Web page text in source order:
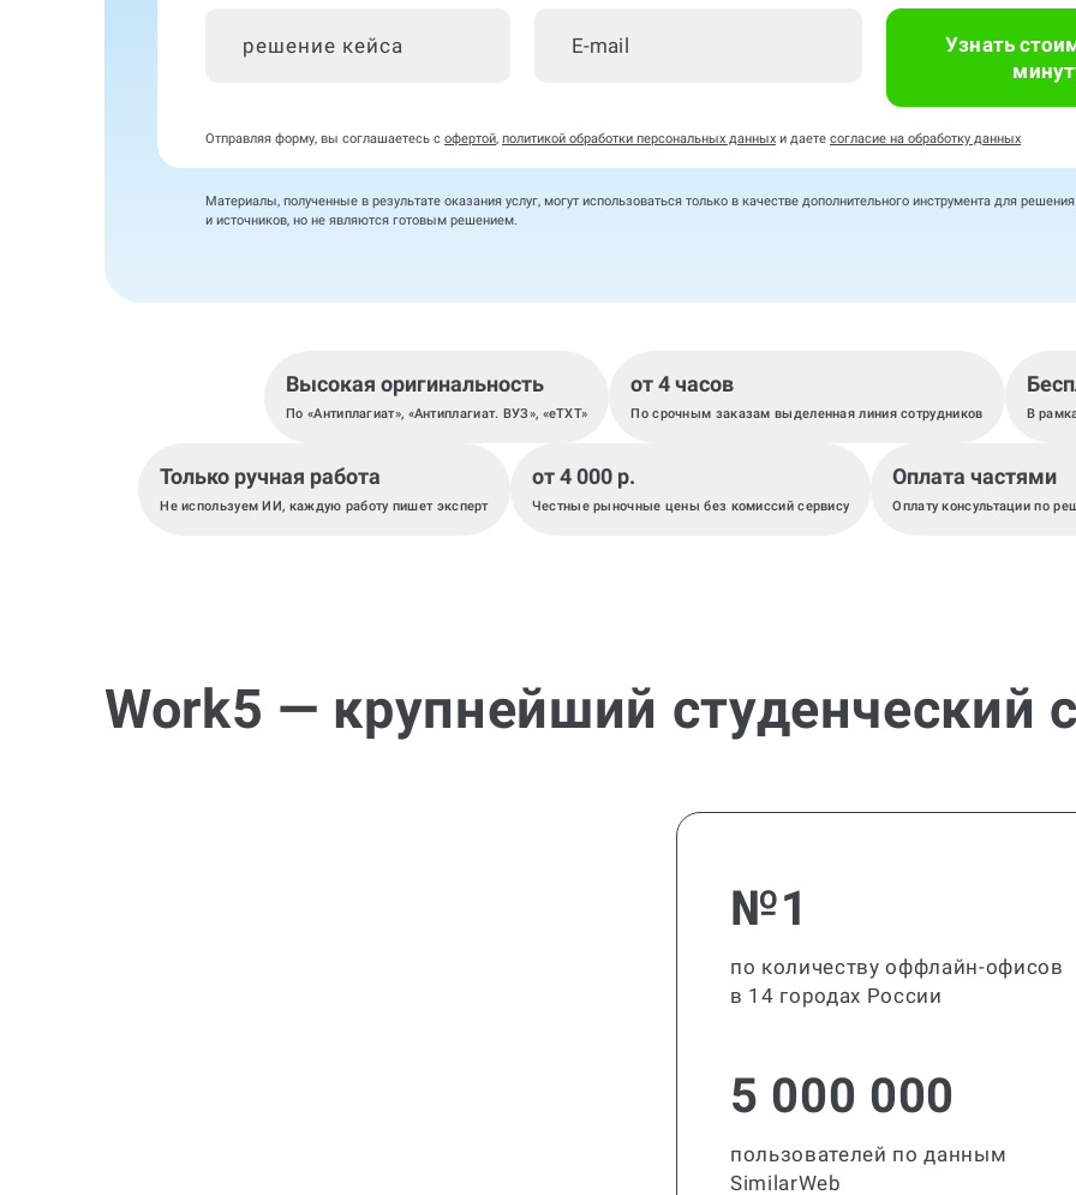
решение кейса
Узнать
Отправляя форму, вы соглашаетесь с офертой, политикой обработки персональных данных и даете согласие на обработку данных
Материалы, полученные в результате оказания услуг, могут использоваться только в качестве дополнительного инструмента для
и источников, но не являются готовым решением.
Высокая оригинальность
По «Антиплагиат», «Антиплагиат. ВУЗ», «eTXT»
от 4 часов
По срочным заказам выделенная линия сотрудников В
Только ручная работа
Не используем ИИ, каждую работу пишет эксперт
от 4 000 р.
Честные рыночные цены без комиссий сервису
Оплата частями
Оплату консультации по
Work5 — крупнейший студенческий
№1
по количеству оффлайн-офисов
в 14 городах России
5 000 000
пользователей по данным
SimilarWeb